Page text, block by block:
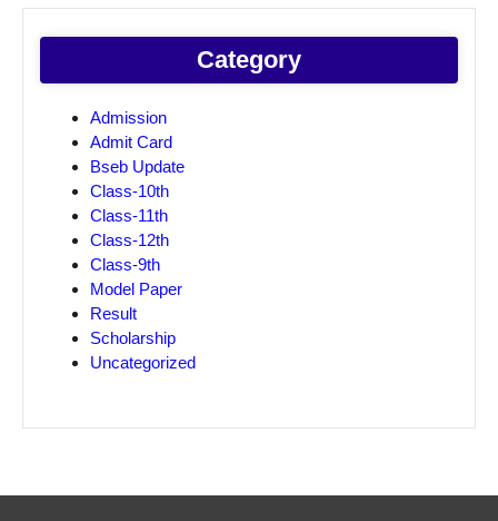
Category
Admission
Admit Card
Bseb Update
Class-10th
Class-11th
Class-12th
Class-9th
Model Paper
Result
Scholarship
Uncategorized